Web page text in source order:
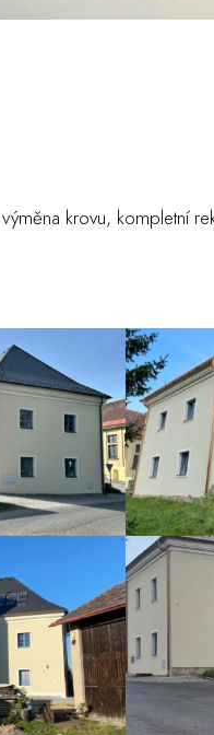
krovu, kompletní